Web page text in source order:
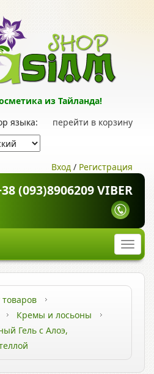
из Тайланда!
перейти в корзину
языка:
Вход / Регистрация
(093)8906209 VIBER
товаров
Кремы и лосьоны
Гель с Алоэ,